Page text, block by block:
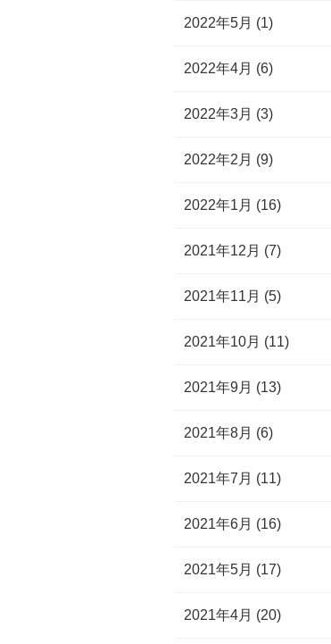
2022年5月 (1)
2022年4月 (6)
2022年3月 (3)
2022年2月 (9)
2022年1月 (16)
2021年12月 (7)
2021年11月 (5)
2021年10月 (11)
2021年9月 (13)
2021年8月 (6)
2021年7月 (11)
2021年6月 (16)
2021年5月 (17)
2021年4月 (20)